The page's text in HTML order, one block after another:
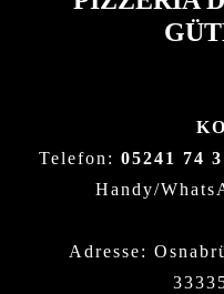
Telefon: 05241 74
Handy/
Adresse: